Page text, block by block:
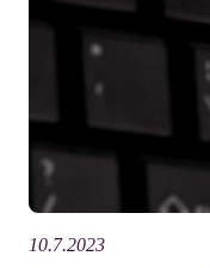
10.7.2023